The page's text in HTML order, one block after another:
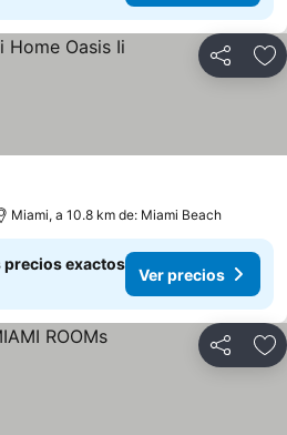
Compartir
Miami, a 10.8 km de: Miami Beach
precios exactos
Ver precios
Compartir